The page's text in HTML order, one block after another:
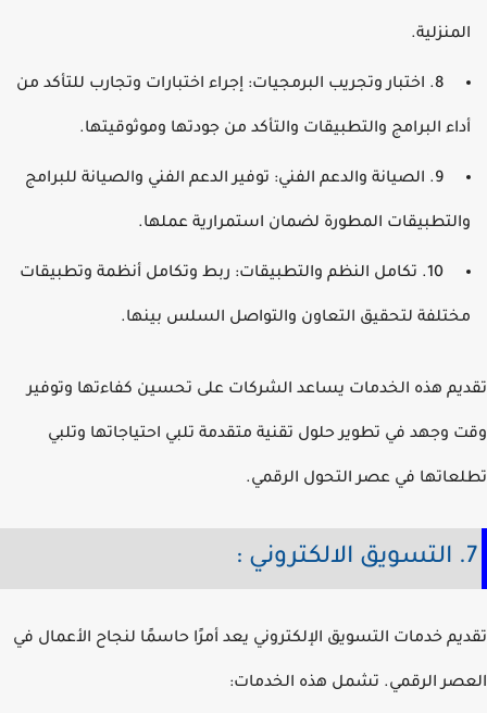
8. اختبار وتجريب البرمجيات: إجراء اختبارات وتجارب للتأكد من
البرامج والتطبيقات والتأكد من جودتها وموثوقيتها.
9. الصيانة والدعم الفني: توفير الدعم الفني والصيانة للبرامج
المطورة لضمان استمرارية عملها.
10. تكامل النظم والتطبيقات: ربط وتكامل أنظمة وتطبيقات
لتحقيق التعاون والتواصل السلس بينها.
هذه الخدمات يساعد الشركات على تحسين كفاءتها وتوفير
وجهد في تطوير حلول تقنية متقدمة تلبي احتياجاتها وتلبي
في عصر التحول الرقمي.
خدمات التسويق الإلكتروني يعد أمرًا حاسمًا لنجاح الأعمال في
الرقمي. تشمل هذه الخدمات: